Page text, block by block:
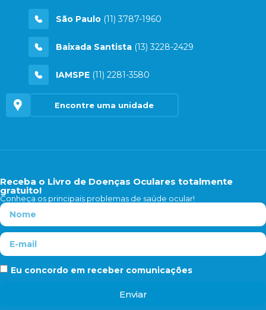
São Paulo (11) 3787-1960
Baixada Santista (13) 3228-2429
IAMSPE (11) 2281-3580
Encontre uma unidade
Receba o Livro de Doenças Oculares totalmente
gratuito!
Conheça os principais problemas de saúde ocular!
Eu concordo em receber comunicações
Enviar